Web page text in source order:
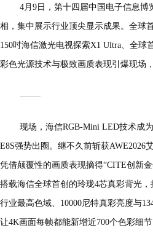
4月9日，第十四届中国电子信息
相，集中展示行业顶尖显示成果。全球
150吋海信激光电视探索X1 Ultra、全
彩色光源技术与极致画质表现引爆现场
现场，海信RGB-Mini LED技术成
E8S强势出圈。继不久前斩获AWE2026
凭借颠覆性的画质表现摘得“CITE创新
搭载海信全球首创的玲珑4芯真彩背光
行业最高色域、10000尼特真彩亮度与
让4K画面每帧都能新增近700个色彩细